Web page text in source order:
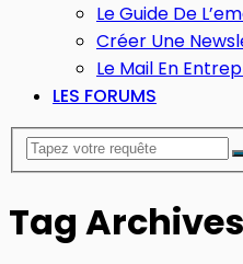
Le Guide De
Créer Une
Le Mail En
LES FORUMS
Tag